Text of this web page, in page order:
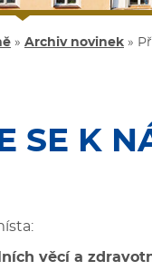
» Archiv novinek »
SE K
věcí a